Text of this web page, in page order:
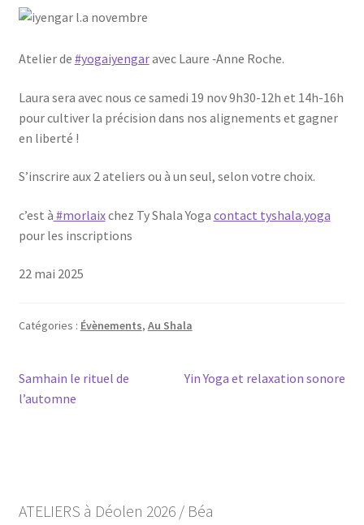
Ate­lier de #yogaiyen­garavec Laure ‑Anne Roche.
Lau­ra sera avec nous ce same­di 19 nov 9h30-12h et 14h-16h
pour culti­ver la pré­ci­sion dans nos ali­gne­ments et gagner
en liberté !
S’ins­crire aux 2 ate­liers ou à un seul, selon votre choix.
c’est à #mor­laixchez Ty Sha­la Yoga contact tyshala.yoga
pour les inscriptions
22 mai 2025
Catégories : Évènements, Au Shala
Navigation
de
Article
précédent :
Samhain le rituel de
l’automne
Article
Yin Yoga et relaxation sonore
ATELIERS à Déolen 2026 / Béa